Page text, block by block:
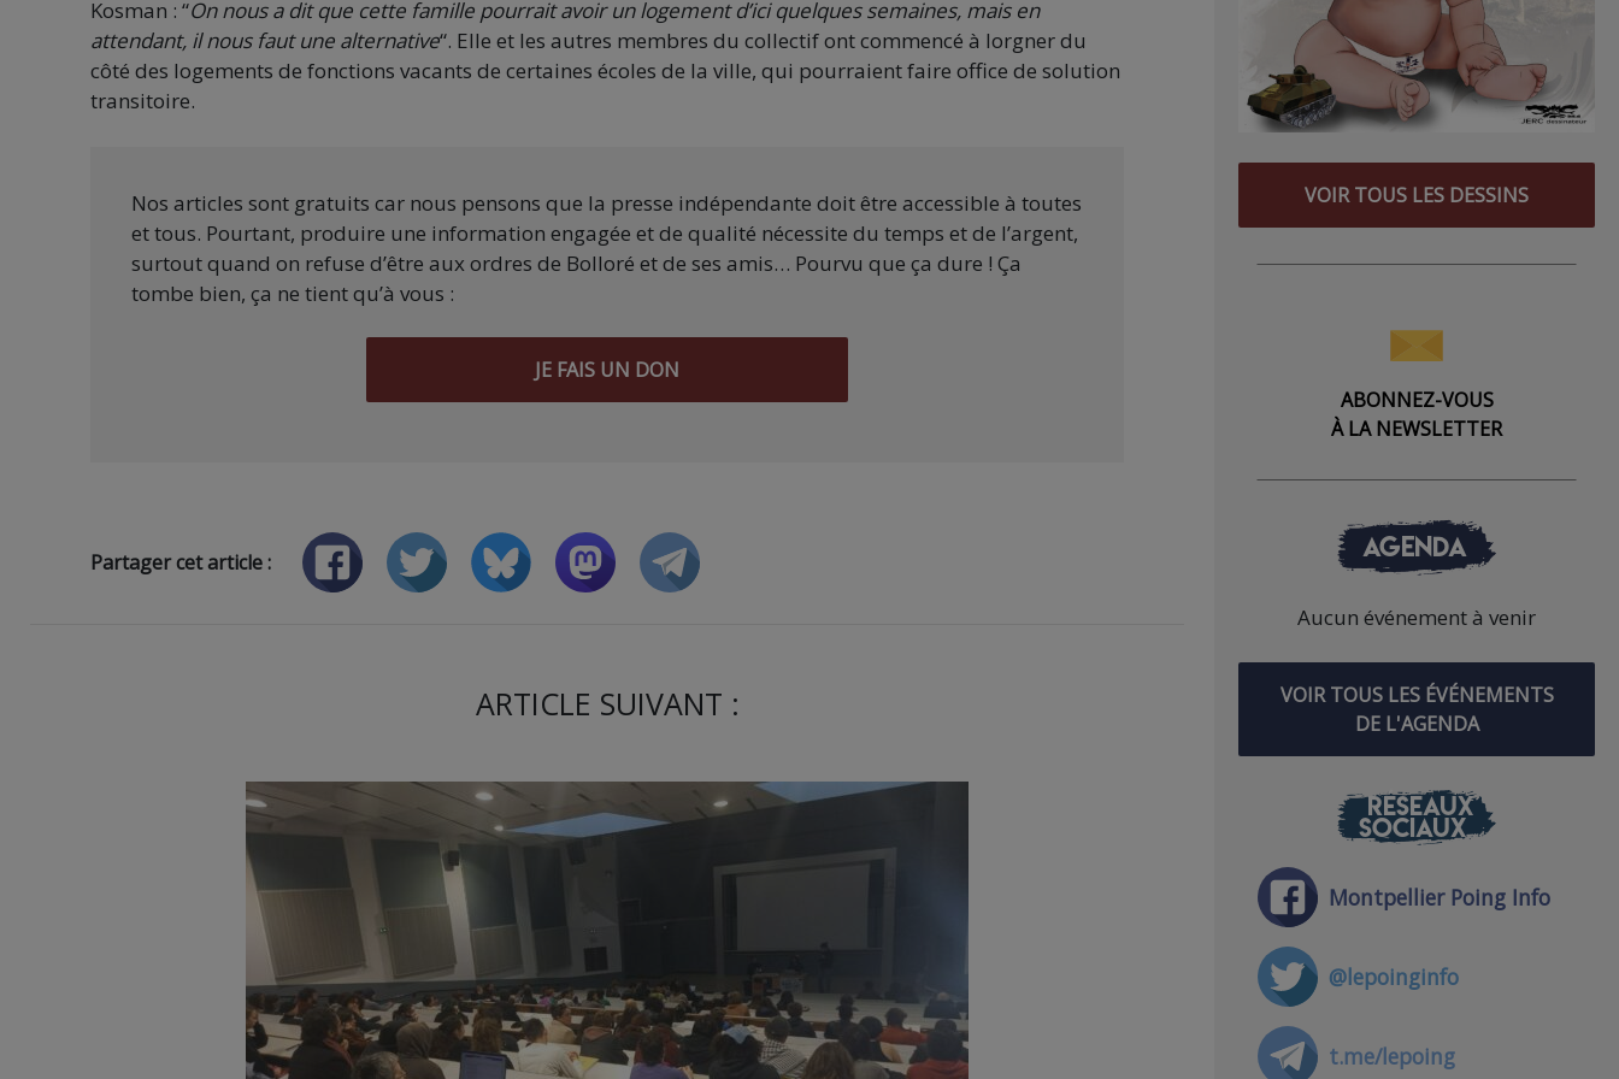
Kosman : “On nous a dit que cette famille pourrait avoir un logement d’ici quelques semaines, mais en
attendant, il nous faut une alternative“. Elle et les autres membres du collectif ont commencé à lorgner du
côté des logements de fonctions vacants de certaines écoles de la ville, qui pourraient faire office de solution
transitoire.
Nos articles sont gratuits car nous pensons que la presse indépendante doit être accessible à toutes
et tous. Pourtant, produire une information engagée et de qualité nécessite du temps et de l’argent,
surtout quand on refuse d’être aux ordres de Bolloré et de ses amis… Pourvu que ça dure ! Ça
tombe bien, ça ne tient qu’à vous :
JE FAIS UN DON
Partager cet article :
ARTICLE SUIVANT :
VOIR TOUS LES DESSINS
ABONNEZ-VOUS
À LA NEWSLETTER
AGENDA
Aucun événement à venir
VOIR TOUS LES ÉVÉNEMENTS
DE L'AGENDA
RÉSEAUX
SOCIAUX
Montpellier Poing Info
@lepoinginfo
t.me/lepoing